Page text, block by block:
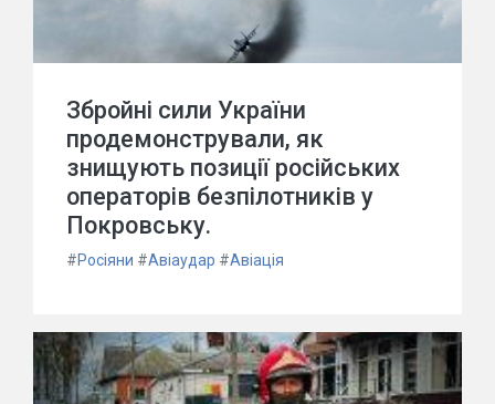
Збройні сили України
продемонстрували, як
знищують позиції російських
операторів безпілотників у
Покровську.
#Росіяни #Авіаудар #Авіація